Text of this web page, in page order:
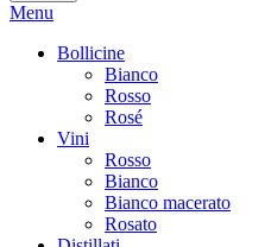
Menu
Bollicine
Bianco
Rosso
Rosé
Vini
Rosso
Bianco
Bianco macerato
Rosato